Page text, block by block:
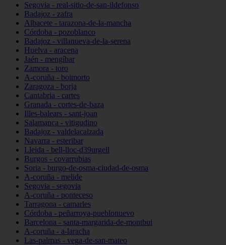
Segovia - real-sitio-de-san-ildefonso
Badajoz - zafra
Albacete - tarazona-de-la-mancha
Córdoba - pozoblanco
Badajoz - villanueva-de-la-serena
Huelva - aracena
Jaén - mengíbar
Zamora - toro
A-coruña - boimorto
Zaragoza - borja
Cantabria - cartes
Granada - cortes-de-baza
Illes-balears - sant-joan
Salamanca - vitigudino
Badajoz - valdelacalzada
Navarra - esteribar
Lleida - bell-lloc-d39urgell
Burgos - covarrubias
Soria - burgo-de-osma-ciudad-de-osma
A-coruña - melide
Segovia - segovia
A-coruña - ponteceso
Tarragona - camarles
Córdoba - peñarroya-pueblonuevo
Barcelona - santa-margarida-de-montbui
A-coruña - a-laracha
Las-palmas - vega-de-san-mateo